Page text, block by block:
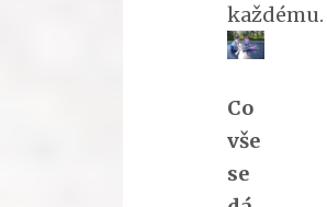
každému.
Co
vše
se